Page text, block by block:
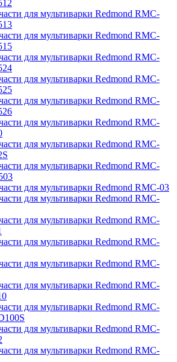
для мультиварки Redmond RMC-
для мультиварки Redmond RMC-
для мультиварки Redmond RMC-
для мультиварки Redmond RMC-
для мультиварки Redmond RMC-
для мультиварки Redmond RMC-
для мультиварки Redmond RMC-
для мультиварки Redmond RMC-
для мультиварки Redmond RMC-03
для мультиварки Redmond RMC-
для мультиварки Redmond RMC-
для мультиварки Redmond RMC-
для мультиварки Redmond RMC-
для мультиварки Redmond RMC-
для мультиварки Redmond RMC-
для мультиварки Redmond RMC-
для мультиварки Redmond RMC-